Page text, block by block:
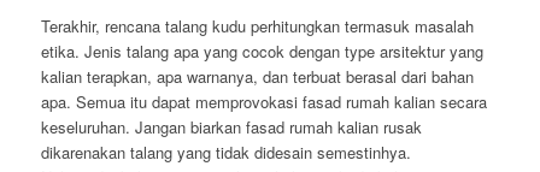
Terakhir, rencana talang kudu perhitungkan termasuk masalah
etika. Jenis talang apa yang cocok dengan type arsitektur yang
kalian terapkan, apa warnanya, dan terbuat berasal dari bahan
apa. Semua itu dapat memprovokasi fasad rumah kalian secara
keseluruhan. Jangan biarkan fasad rumah kalian rusak
dikarenakan talang yang tidak didesain semestinhya.